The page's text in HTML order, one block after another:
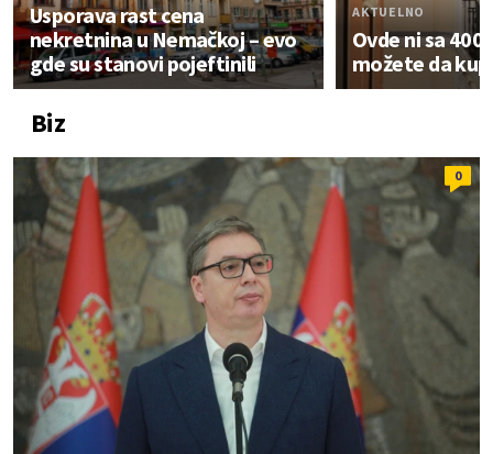
Usporava rast cena
nekretnina u Nemačkoj – evo
gde su stanovi pojeftinili
AKTUELNO
Ovde ni sa
možete da
Biz
0